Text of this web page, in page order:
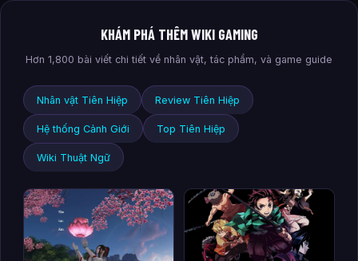
KHÁM PHÁ THÊM WIKI GAMING
Hơn 1,800 bài viết chi tiết về nhân vật, tác phẩm, và game guide
Nhân vật Tiên Hiệp Review Tiên Hiệp
Hệ thống Cảnh Giới Top Tiên Hiệp
Wiki Thuật Ngữ